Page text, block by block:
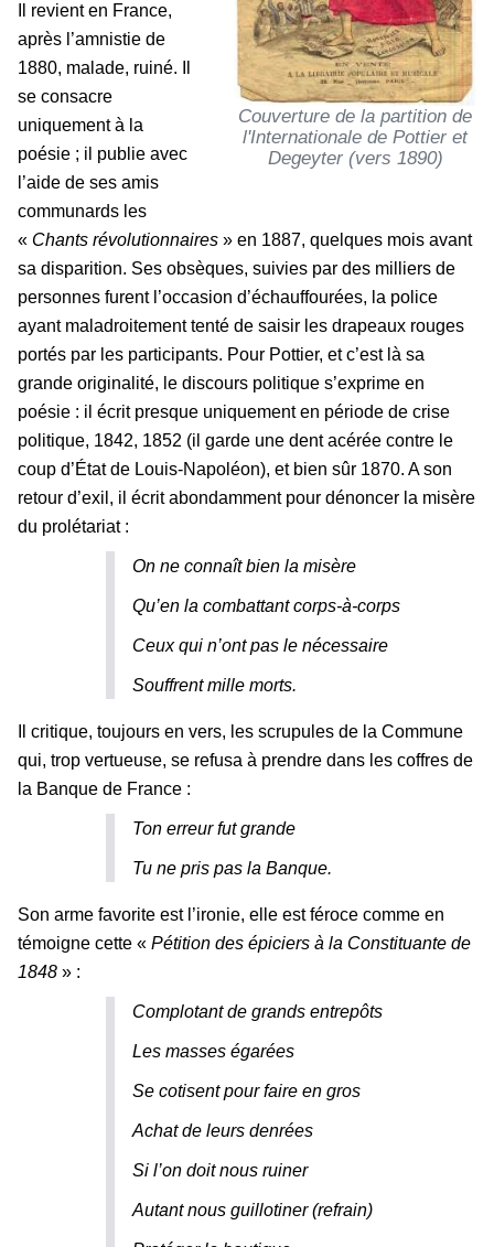
Couverture de la partition de
l'Internationale de Pottier et
Degeyter (vers 1890)
Il revient en France,
après l’amnistie de
1880, malade, ruiné. Il
se consacre
uniquement à la
poésie ; il publie avec
l’aide de ses amis
communards les
« Chants révolutionnaires » en 1887, quelques mois avant
sa disparition. Ses obsèques, suivies par des milliers de
personnes furent l’occasion d’échauffourées, la police
ayant maladroitement tenté de saisir les drapeaux rouges
portés par les participants. Pour Pottier, et c’est là sa
grande originalité, le discours politique s’exprime en
poésie : il écrit presque uniquement en période de crise
politique, 1842, 1852 (il garde une dent acérée contre le
coup d’État de Louis-Napoléon), et bien sûr 1870. A son
retour d’exil, il écrit abondamment pour dénoncer la misère
du prolétariat :
On ne connaît bien la misère
Qu’en la combattant corps-à-corps
Ceux qui n’ont pas le nécessaire
Souffrent mille morts.
Il critique, toujours en vers, les scrupules de la Commune
qui, trop vertueuse, se refusa à prendre dans les coffres de
la Banque de France :
Ton erreur fut grande
Tu ne pris pas la Banque.
Son arme favorite est l’ironie, elle est féroce comme en
témoigne cette « Pétition des épiciers à la Constituante de
1848 » :
Complotant de grands entrepôts
Les masses égarées
Se cotisent pour faire en gros
Achat de leurs denrées
Si l’on doit nous ruiner
Autant nous guillotiner (refrain)